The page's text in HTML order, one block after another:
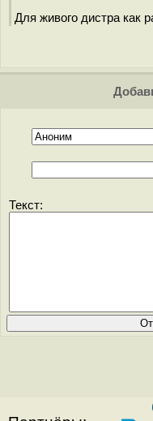
Для живого дистра как
Текст: